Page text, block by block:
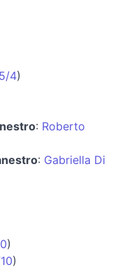
4)
: Roberto
: Gabriella Di
)
)